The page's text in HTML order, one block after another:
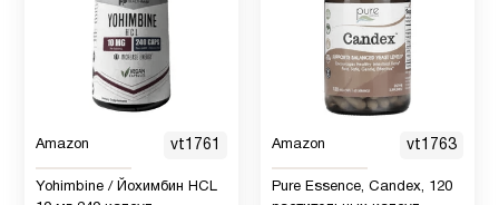
Amazon vt1761
Yohimbine / Йохимбин HCL
Amazon vt1763
Pure Essence, Candex, 120